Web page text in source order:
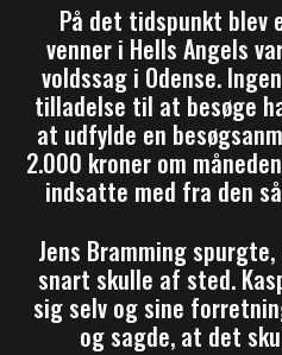
På det tidspunkt blev
venner i Hells Angels
voldssag i Odense.
tilladelse til at besøge
at udfylde en
2.000 kroner om
indsatte med fra den
Jens Bramming
snart skulle af sted.
sig selv og sine
og sagde, at det